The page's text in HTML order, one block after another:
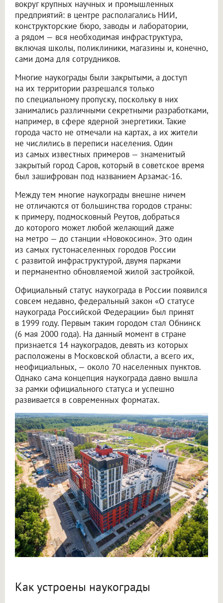
вокруг крупных научных и промышленных
предприятий: в центре располагались НИИ,
конструкторские бюро, заводы и лаборатории,
а рядом — вся необходимая инфраструктура,
включая школы, поликлиники, магазины и, конечно,
сами дома для сотрудников.
Многие наукограды были закрытыми, а доступ
на их территории разрешался только
по специальному пропуску, поскольку в них
занимались различными секретными разработками,
например, в сфере ядерной энергетики. Такие
города часто не отмечали на картах, а их жители
не числились в переписи населения. Один
из самых известных примеров — знаменитый
закрытый город Саров, который в советское время
был зашифрован под названием Арзамас-16.
Между тем многие наукограды внешне ничем
не отличаются от большинства городов страны:
к примеру, подмосковный Реутов, добраться
до которого может любой желающий даже
на метро — до станции «Новокосино». Это один
из самых густонаселенных городов России
с развитой инфраструктурой, двумя парками
и перманентно обновляемой жилой застройкой.
Официальный статус наукограда в России появился
совсем недавно, федеральный закон «О статусе
наукограда Российской Федерации» был принят
в 1999 году. Первым таким городом стал Обнинск
(6 мая 2000 года). На данный момент в стране
признается 14 наукоградов, девять из которых
расположены в Московской области, а всего их,
неофициальных, — около 70 населенных пунктов.
Однако сама концепция наукограда давно вышла
за рамки официального статуса и успешно
развивается в современных форматах.
Как устроены наукограды